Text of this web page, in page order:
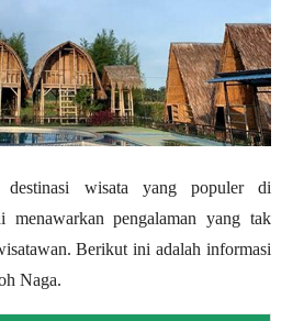
destinasi wisata yang populer di
menawarkan pengalaman yang tak
Berikut ini adalah informasi
Naga.